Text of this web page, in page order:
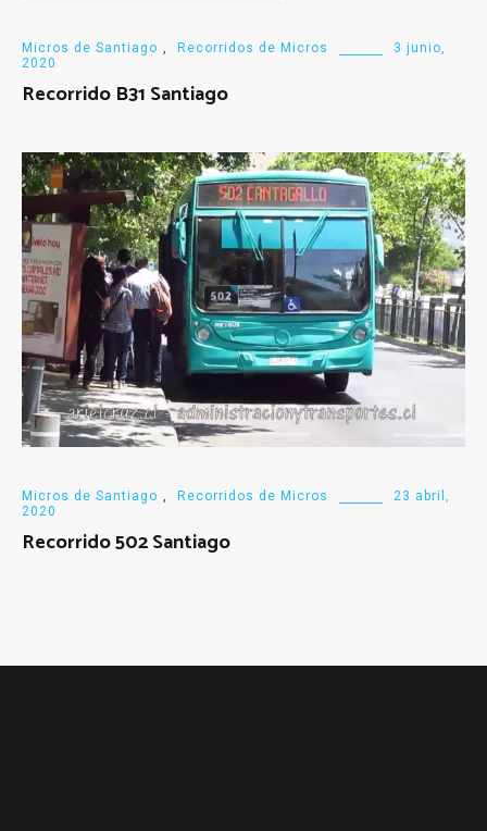
Micros de Santiago Recorridos de Micros
3 junio,
2020
Recorrido B31 Santiago
Micros de Santiago , Recorridos de Micros
23 abril,
2020
Recorrido 502 Santiago